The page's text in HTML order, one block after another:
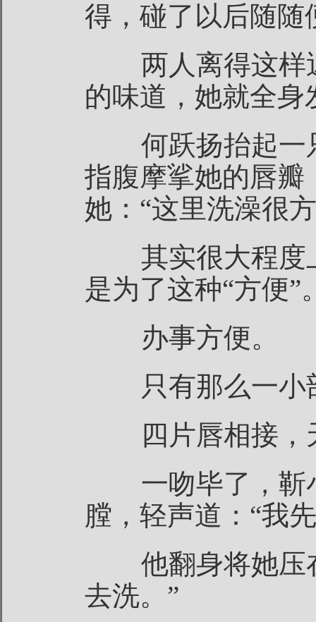
得，碰了以后随随
两人离得这样
的味道，她就全身
何跃扬抬起一
指腹摩挲她的唇瓣
她：“这里洗澡很
其实很大程度
是为了这种“方便”
办事方便。
只有那么一小
四片唇相接，
一吻毕了，靳
膛，轻声道：“我
他翻身将她压
去洗。”